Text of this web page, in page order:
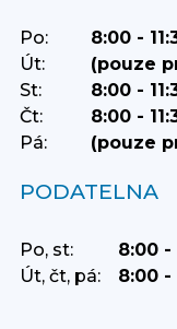
Po:
8:00 -
Út:
(pouze
St:
8:00 -
Čt:
8:00 -
Pá:
(pouze
PODATELNA
Po, st:
8:00 -
Út, čt, pá:
8:00 -